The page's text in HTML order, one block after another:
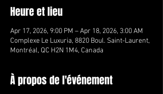
Heure et lieu
Apr 17, 2026, 9:00 PM – Apr 18, 2026, 3:00 AM
Complexe Le Luxuria, 8820 Boul. Saint-Laurent,
Montréal, QC H2N 1M4, Canada
À propos de l'événement